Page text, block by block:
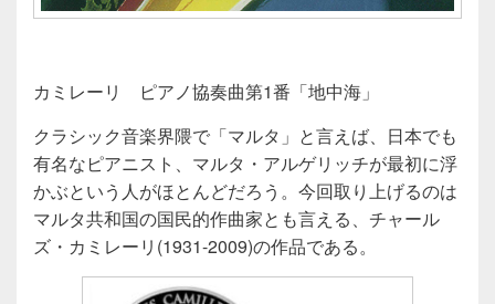
カミレーリ ピアノ協奏曲第1番「地中海」
クラシック音楽界隈で「マルタ」と言えば、日本でも
有名なピアニスト、マルタ・アルゲリッチが最初に浮
かぶという人がほとんどだろう。今回取り上げるのは
マルタ共和国の国民的作曲家とも言える、チャール
ズ・カミレーリ(1931-2009)の作品である。